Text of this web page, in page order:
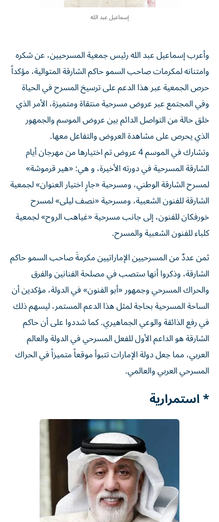
إسماعيل عبد الله
وأعرب إسماعيل عبد الله رئيس جمعية المسرحيين، عن شكره
وامتنانه لمكرمات صاحب السمو حاكم الشارقة المتوالية، مؤكداً
حرص الجمعية عبر هذا الدعم على ترسيخ المسرح في الحياة
وفي المجتمع عبر عروض مسرحية منتقاة ومتميزة، الأمر الذي
خلق حالة من التواصل الدائم بين عروض الموسم والجمهور
الذي يحرص على مشاهدة العروض والتفاعل معها.
وتشارك في الموسم 4 عروض تم اختيارها من مهرجان أيام
الشارقة المسرحية في دورته الأخيرة، و هي: «هير قرموشة»
لمسرح الشارقة الوطني، ومسرحية «جارٍ اختيار العنوان» لجمعية
الشارقة للفنون الشعبية، ومسرحية «نصف ليلى» لمسرح
خورفكان للفنون، إلى جانب مسرحية «غياهب الروح» لجمعية
كلباء للفنون الشعبية والمسرح.
ثمن عددٌ من المسرحيين الإماراتيين مكرمةَ صاحب السمو حاكم
الشارقة، وذكروا أنها ستصب في مصلحة الفنانين والفرق
والحراك المسرحي وجمهور «أبو الفنون» في الدولة، مؤكدين أن
الساحة المسرحية بحاجة لمثل هذا الدعم المستمر، ليسهم ذلك
في رفع الذائقة والوعي الجماهيري. كما شددوا على أن حاكم
الشارقة هو الداعم الأول للفعل المسرحي في الدولة والعالم
العربي، مما جعل دولة الإمارات تتبوأ موقعاً متميزاً في الحراك
المسرحي العربي والعالمي.
* استمرارية